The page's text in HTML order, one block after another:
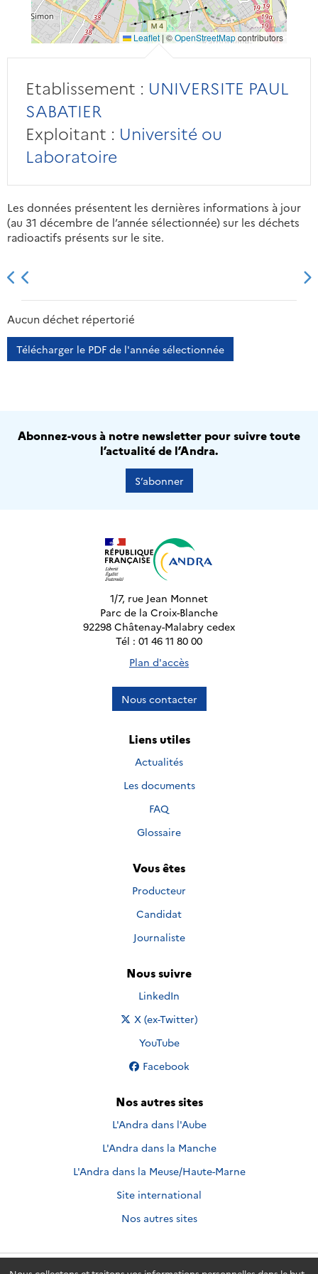
Leaflet | ©OpenStreetMapcontributors
Etablissement : UNIVERSITE PAUL
SABATIER
Exploitant : Université ou
Laboratoire
Les données présentent les dernières informations à jour
(au 31 décembre de l’année sélectionnée) sur les déchets
radioactifs présents sur le site.
2013 2014
Aucun déchet répertorié
Télécharger le PDF de l'année sélectionnée
Abonnez-vous à notre newsletter pour suivre toute
l’actualité de l’Andra.
S’abonner
1/7, rue Jean Monnet
Parc de la Croix-Blanche
92298 Châtenay-Malabry cedex
Tél : 01 46 11 80 00
Plan d'accès
Nous contacter
Liens utiles
Actualités
Les documents
FAQ
Glossaire
Vous êtes
Producteur
Candidat
Journaliste
Nous suivre
Nous suivre sur
LinkedIn
Nous suivre sur
X (ex-Twitter)
Nous suivre sur
YouTube
Nous suivre sur
Facebook
Nos autres sites
L'Andra dans l'Aube
L'Andra dans la Manche
L'Andra dans la Meuse/Haute-Marne
Site international
Nos autres sites